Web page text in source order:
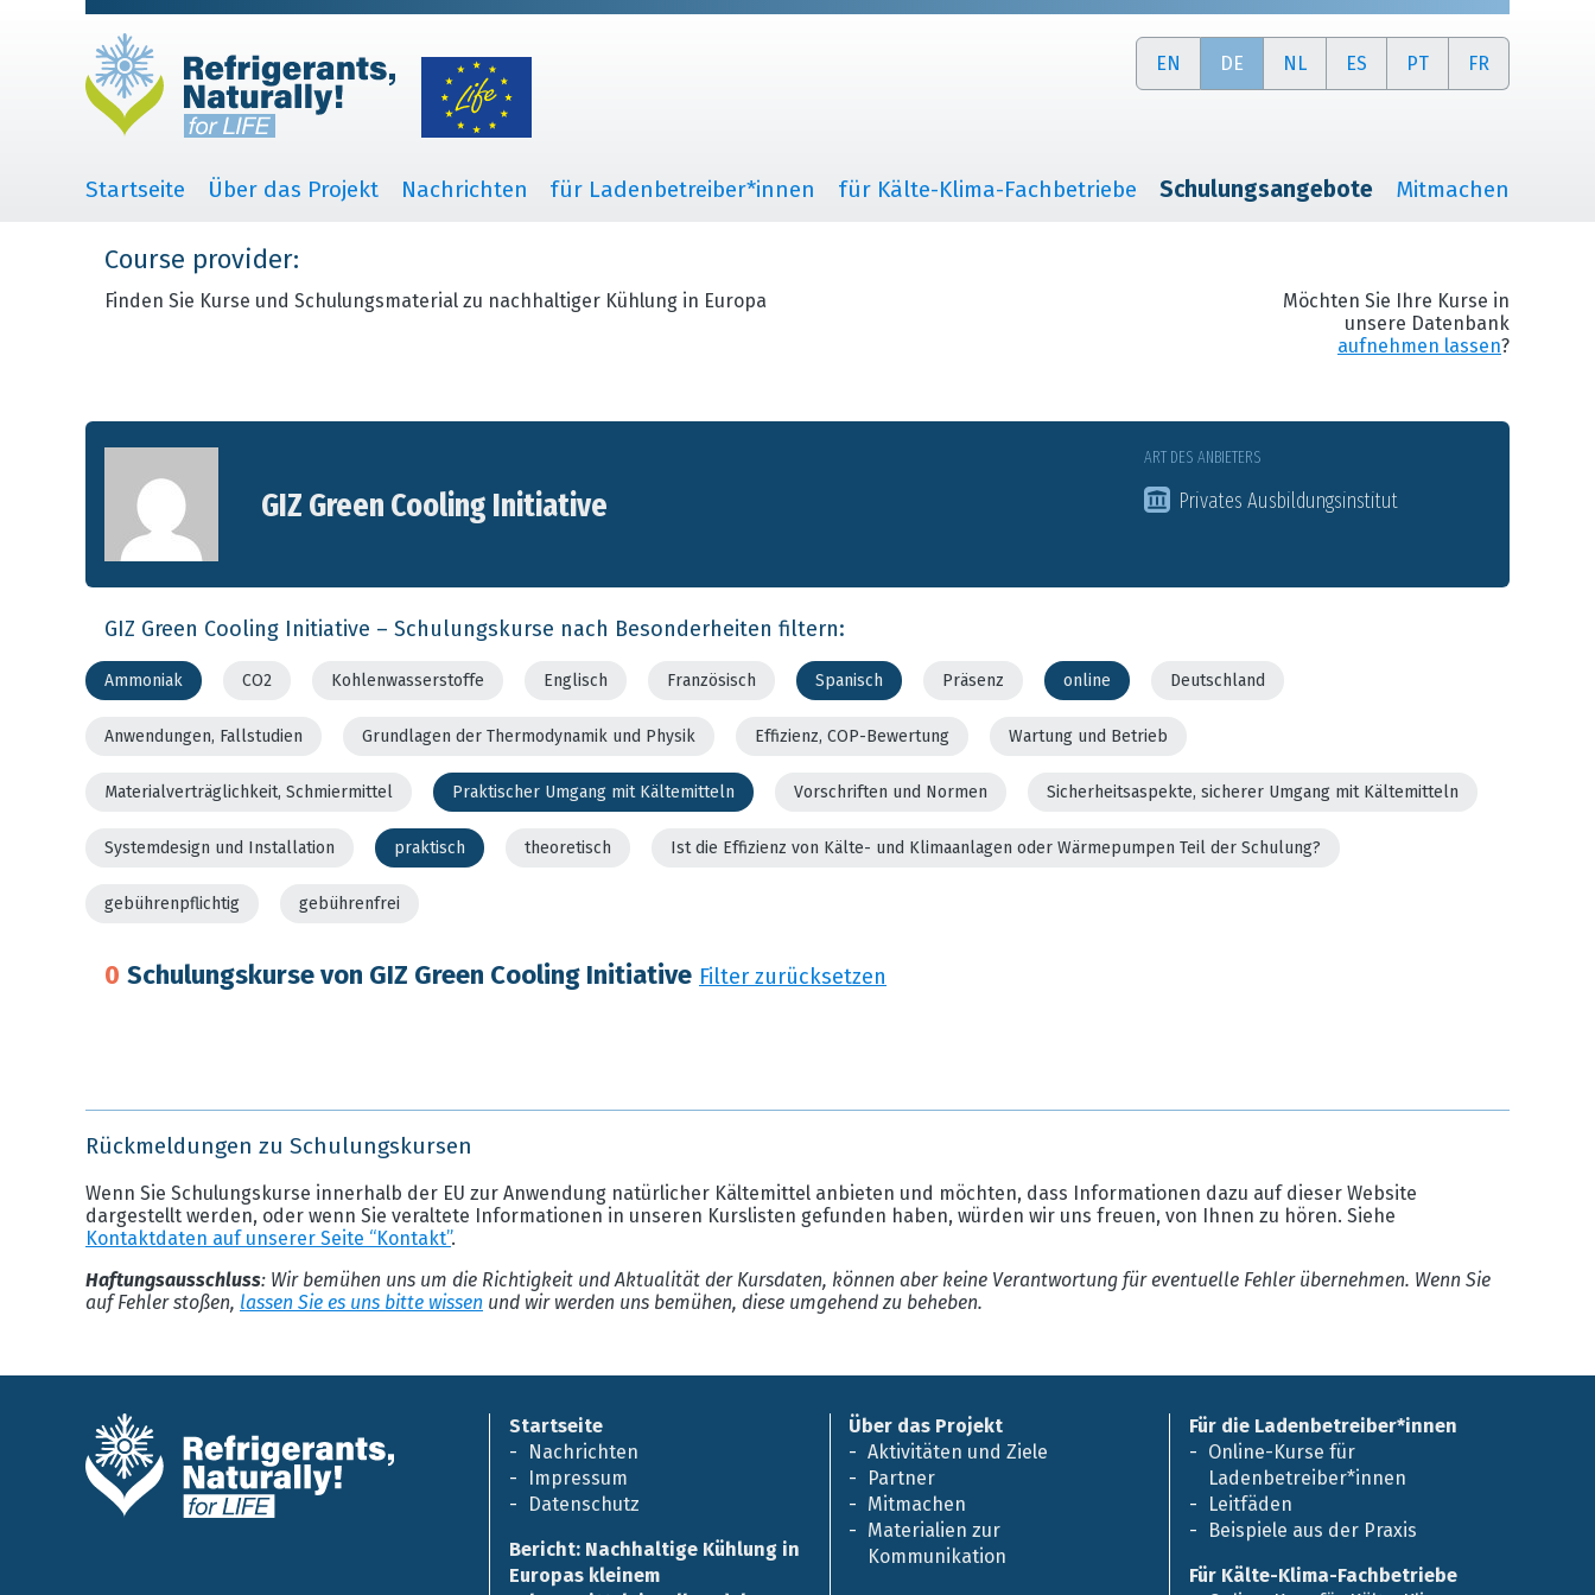
EN DE NL ES PT FR
Startseite Über das Projekt Nachrichten für Ladenbetreiber*innen für Kälte-Klima-Fachbetriebe Schulungsangebote Mitmachen
Course provider:
Finden Sie Kurse und Schulungsmaterial zu nachhaltiger Kühlung in Europa
Möchten Sie Ihre Kurse in
unsere Datenbank
aufnehmen lassen?
GIZ Green Cooling Initiative
ART DES ANBIETERS
Privates Ausbildungsinstitut
GIZ Green Cooling Initiative – Schulungskurse nach Besonderheiten filtern:
Ammoniak CO2 Kohlenwasserstoffe Englisch Französisch Spanisch Präsenz online Deutschland
Anwendungen, Fallstudien Grundlagen der Thermodynamik und Physik Effizienz, COP-Bewertung Wartung und Betrieb
Materialverträglichkeit, Schmiermittel Praktischer Umgang mit Kältemitteln Vorschriften und Normen Sicherheitsaspekte, sicherer Umgang mit Kältemitteln
Systemdesign und Installation praktisch theoretisch Ist die Effizienz von Kälte- und Klimaanlagen oder Wärmepumpen Teil der Schulung?
gebührenpflichtig gebührenfrei
0 Schulungskurse von GIZ Green Cooling Initiative Filter zurücksetzen
Rückmeldungen zu Schulungskursen
Wenn Sie Schulungskurse innerhalb der EU zur Anwendung natürlicher Kältemittel anbieten und möchten, dass Informationen dazu auf dieser Website
dargestellt werden, oder wenn Sie veraltete Informationen in unseren Kurslisten gefunden haben, würden wir uns freuen, von Ihnen zu hören. Siehe
Kontaktdaten auf unserer Seite “Kontakt”.
Haftungsausschluss: Wir bemühen uns um die Richtigkeit und Aktualität der Kursdaten, können aber keine Verantwortung für eventuelle Fehler übernehmen. Wenn Sie
auf Fehler stoßen, lassen Sie es uns bitte wissen und wir werden uns bemühen, diese umgehend zu beheben.
Startseite
Nachrichten
Impressum
Datenschutz
Bericht: Nachhaltige Kühlung in
Europas kleinem
Über das Projekt
Aktivitäten und Ziele
Partner
Mitmachen
Materialien zur
Kommunikation
Für die Ladenbetreiber*innen
Online-Kurse für
Ladenbetreiber*innen
Leitfäden
Beispiele aus der Praxis
Für Kälte-Klima-Fachbetriebe